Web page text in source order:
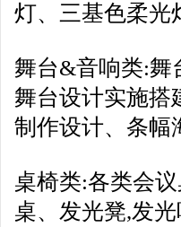
灯、三基色柔光
舞台&音响类:舞
舞台设计实施搭
制作设计、条幅
桌椅类:各类会
桌、发光凳,发